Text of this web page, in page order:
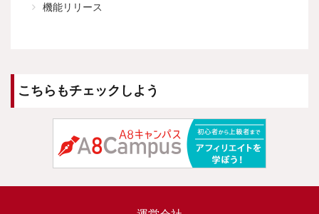
機能リリース
こちらもチェックしよう